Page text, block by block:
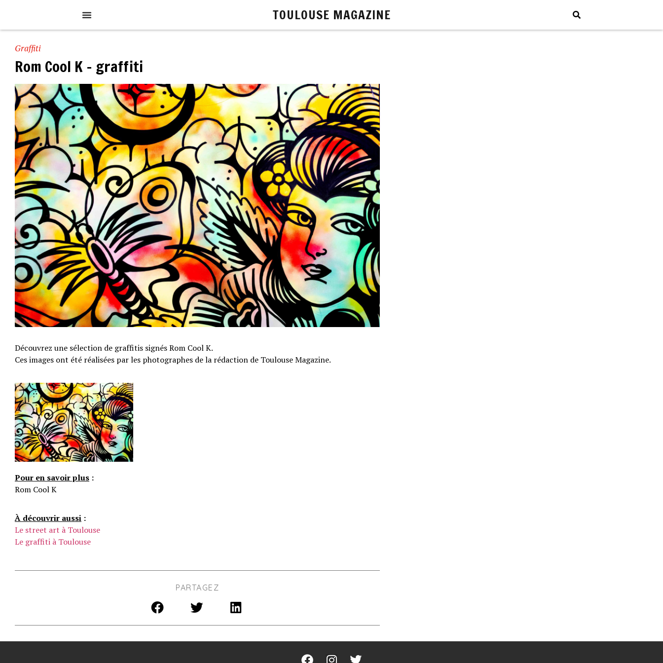
TOULOUSE MAGAZINE
Graffiti
Rom Cool K – graffiti
Découvrez une sélection de graffitis signés Rom Cool K.
Ces images ont été réalisées par les photographes de la rédaction de Toulouse Magazine.
Pour en savoir plus :
Rom Cool K
À découvrir aussi :
Le street art à Toulouse
Le graffiti à Toulouse
PARTAGEZ